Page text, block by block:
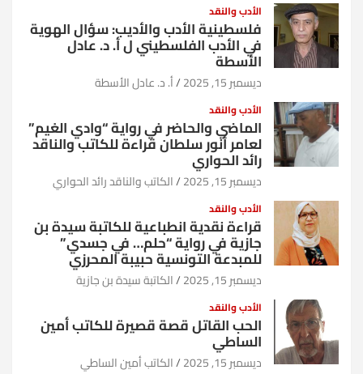
الأدب والنقد
فلسطينية الأدب والأديب: سؤال الهوية
في الأدب الفلسطيني ل أ. د. عادل
الأسطة
ديسمبر 15, 2025 أ. د. عادل الأسطة
الأدب والنقد
الماضي والحاضر في رواية “وادي الغيم”
لعامر أنور سلطان قراءة للكاتب والناقد
رائد الحواري
ديسمبر 15, 2025 الكاتب والناقد رائد الحواري
الأدب والنقد
قراءة نقدية انطباعية للكاتبة سيدة بن
جازية في رواية “حلم… في جسدي”
للمبدعة التونسية حبيبة المحرزي
ديسمبر 15, 2025 الكاتبة سيدة بن جازية
الأدب والنقد
الحب القاتل قصة قصيرة للكاتب أمين
الساطي
ديسمبر 15, 2025 الكاتب أمين الساطي